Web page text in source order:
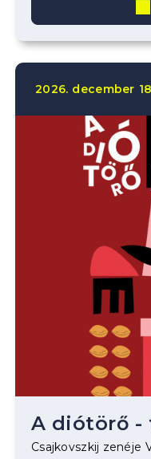
2026. december
A diótörő -
Csajkovszkij zenéje